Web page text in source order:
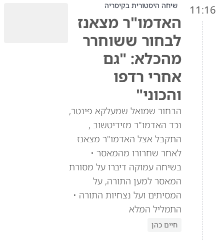
11:16 שיחה היסטורית בקיסריה
האדמו"ר מצאנז
לבחור ששוחרר
מהכלא: "גם
אחרי רדפו
והכוני"
הבחור שמואל שמעלקא פינטר,
נכד האדמו"ר מזידיטשוב ,
התקבל אצל האדמו"ר מצאנז
לאחר שחרורו מהמאסר •
בשיחה עמוקה דיברו על מסורת
המאסר למען התורה, על
המסיתים ועל נצחיות התורה •
התמליל המלא
חיים כהן